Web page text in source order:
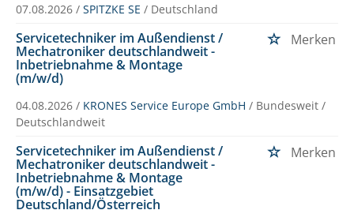
07.08.2026 / SPITZKE SE / Deutschland
Servicetechniker im Außendienst /
Mechatroniker deutschlandweit -
Inbetriebnahme & Montage
(m/w/d)
Merken
04.08.2026 / KRONES Service Europe GmbH / Bundesweit /
Deutschlandweit
Servicetechniker im Außendienst /
Mechatroniker deutschlandweit -
Inbetriebnahme & Montage
(m/w/d) - Einsatzgebiet
Deutschland/Österreich
Merken